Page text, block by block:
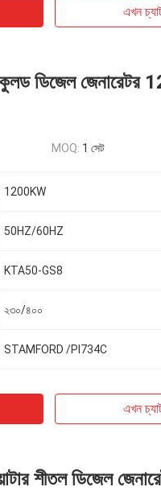
এখন
কুলড ডিজেল
MOQ: 1 সেট
1200KW
50HZ/60HZ
KTA50-GS8
২৩০/৪০০
STAMFORD /PI734C
এখন
শীতল ডিজেল